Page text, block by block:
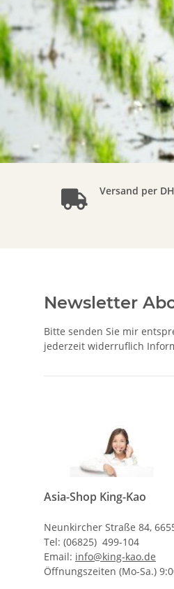
Versand per
Newsletter
Bitte senden Sie mir
jederzeit widerruflich
Asia-Shop King-Kao
Neunkircher Straße 84,
Tel: (06825) 499-104
Email: info@king-kao.de
Öffnungszeiten (Mo-Sa.)